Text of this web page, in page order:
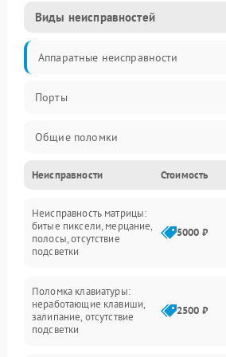
Виды неисправностей
Аппаратные неисправности
Порты
Общие поломки
Устройства
Программные ошибки
Электрические и системные сбои
Интерфейсные проблемы
Батарея
Неисправности Стоимость
Неисправность матрицы:
битые пиксели, мерцание,
полосы, отсутствие
подсветки
5000 ₽
Поломка клавиатуры:
неработающие клавиши,
залипание, отсутствие
подсветки
2500 ₽